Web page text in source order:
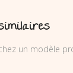
un modèle